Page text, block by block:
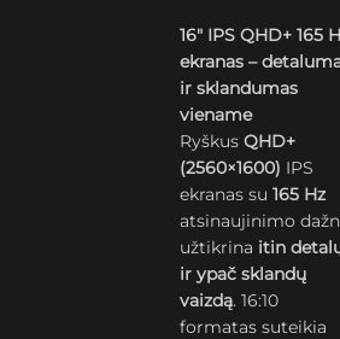
16″ IPS QHD+ 165
ekranas –
ir sklandumas
viename
RyškusQHD+
(2560×1600) IPS
ekranas su165 Hz
atsinaujinimo
užtikrina itin
ir ypač sklandų
vaizdą. 16:10
formatas suteikia